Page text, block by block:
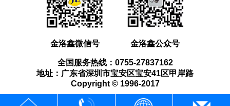
晶振
维管晶振 ECScrystal 日蚀晶振
拉隆晶振 格林雷晶振 SiTimeCrystal
晶振
IDTcrystal
晶振
PletronicsCrystal
晶振
StatekCrystal
晶振
AEK晶振 AEL晶振 Cardinal晶
振
Crystek晶振 Euroquartz Fox晶振
金洛鑫微信号 金洛鑫公众号
全国服务热线：0755-27837162
地址：广东省深圳市宝安区宝安41区甲岸路
Copyright © 1996-2017